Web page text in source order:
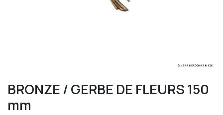
BRONZE / GERBE DE FLEURS 150
mm